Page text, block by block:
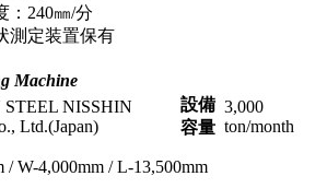
：240㎜/分
測定装置保有
Machine
STEEL NISSHIN
Ltd.(Japan)
設備
容量
3,000
ton/month
/ W-4,000mm / L-13,500mm